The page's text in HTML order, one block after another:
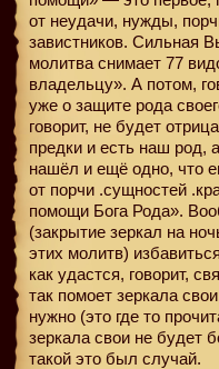
от неудачи, нужды,
завистников. Сильная
молитва снимает 77
владельцу». А потом,
уже о защите рода
говорит, не будет
предки и есть наш род,
нашёл и ещё одно, что
от порчи .сущностей
помощи Бога Рода».
(закрытие зеркал на
этих молитв)
как удастся, говорит,
так помоет зеркала
нужно (это где то
зеркала свои не будет
такой это был случай.